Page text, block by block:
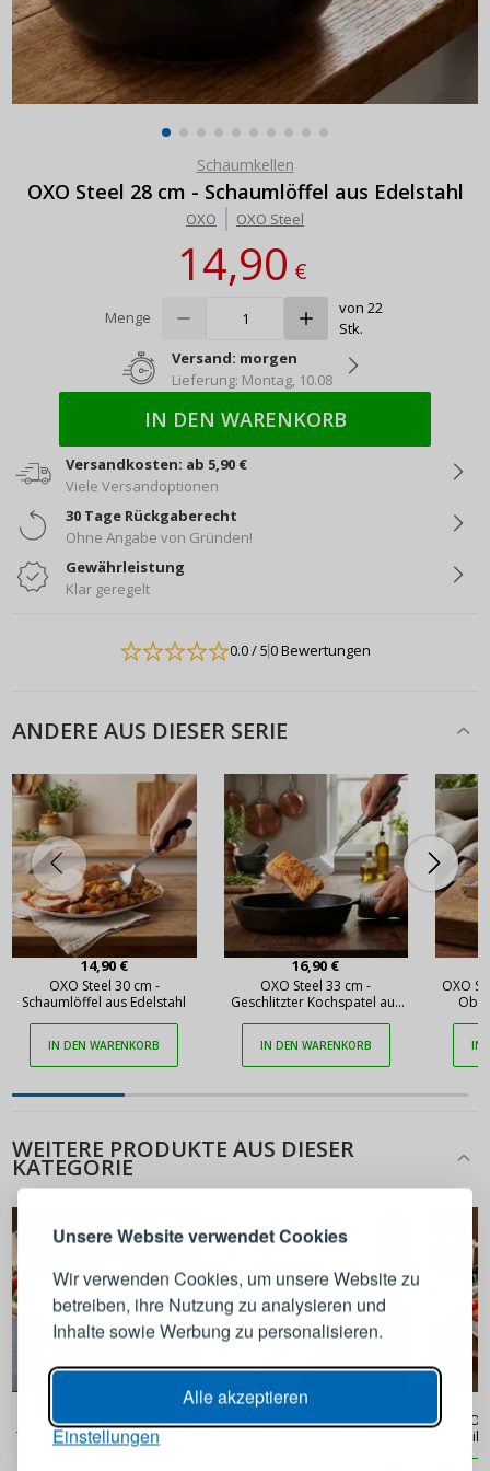
Unsere Website verwendet Cookies
Wir verwenden Cookies, um unsere Website zu
betreiben, ihre Nutzung zu analysieren und
Inhalte sowie Werbung zu personalisieren.
Alle akzeptieren
Einstellungen
Schaumkellen
OXO Steel 28 cm - Schaumlöffel aus Edelstahl
OXO OXO Steel
14,90€
Menge
von 22
Stk.
Versand: morgen
Lieferung: Montag, 10.08
IN DEN WARENKORB
Versandkosten: ab 5,90 €
Viele Versandoptionen
30 Tage Rückgaberecht
Ohne Angabe von Gründen!
Gewährleistung
Klar geregelt
0.0/ 50 Bewertungen
ANDERE AUS DIESER SERIE
14,90 €
OXO Steel 30 cm -
Schaumlöffel aus Edelstahl
IN DEN WARENKORB
16,90 €
OXO Steel 33 cm -
Geschlitzter Kochspatel aus
IN DEN WARENKORB
OXO
IN
WEITERE PRODUKTE AUS DIESER
KATEGORIE
Schaumlöffel aus Nylon
TESCOMA Space Line, 34 cm,
17,90 €
Schaumlöffel 38 cm Ø 11,5
ANMELDEN REGISTRIEREN
Melden Sie sich bei Ihrem
E-Mail-Adresse